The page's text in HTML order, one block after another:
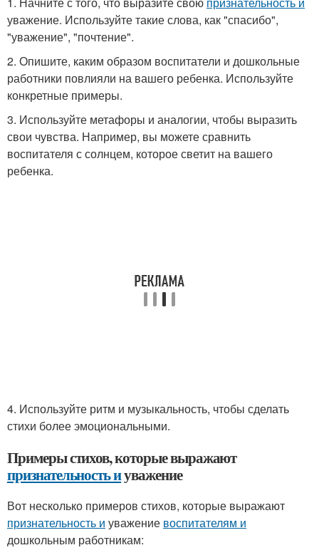
уважение. Используйте такие слова, как "спасибо",
"уважение", "почтение".
2. Опишите, каким образом воспитатели и дошкольные
работники повлияли на вашего ребенка. Используйте
конкретные примеры.
3. Используйте метафоры и аналогии, чтобы выразить
свои чувства. Например, вы можете сравнить
воспитателя с солнцем, которое светит на вашего
ребенка.
4. Используйте ритм и музыкальность, чтобы сделать
стихи более эмоциональными.
Примеры стихов, которые выражают
признательность иуважение
Вот несколько примеров стихов, которые выражают
признательность и уважение воспитателям и
дошкольным работникам: